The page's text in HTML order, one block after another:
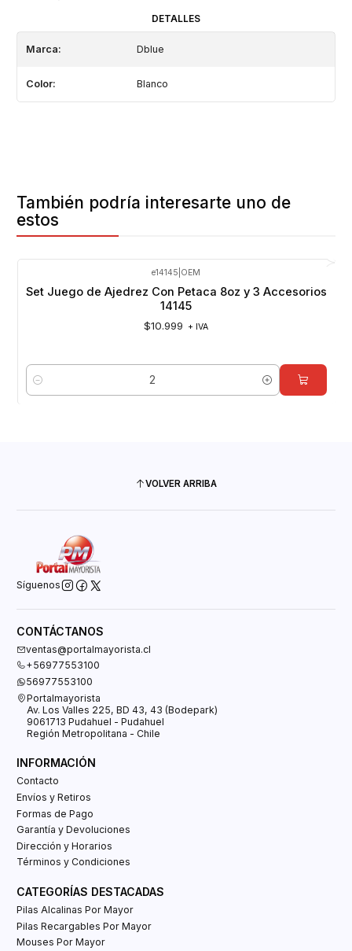
DETALLES
Marca: Dblue
Color: Blanco
También podría interesarte uno de
estos
e14145 OEM
Set Juego de Ajedrez Con Petaca 8oz y 3 Accesorios
14145
$10.999 + IVA
Cantidad
VOLVER ARRIBA
Síguenos
CONTÁCTANOS
ventas@portalmayorista.cl
+56977553100
56977553100
Portalmayorista
Av. Los Valles 225, BD 43, 43 (Bodepark)
9061713 Pudahuel - Pudahuel
Región Metropolitana - Chile
INFORMACIÓN
Contacto
Envíos y Retiros
Formas de Pago
Garantía y Devoluciones
Dirección y Horarios
Términos y Condiciones
CATEGORÍAS DESTACADAS
Pilas Alcalinas Por Mayor
Pilas Recargables Por Mayor
Mouses Por Mayor